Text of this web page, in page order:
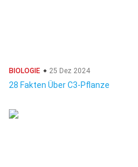
BIOLOGIE 25 Dez 2024
28 Fakten Über C3-Pflanze